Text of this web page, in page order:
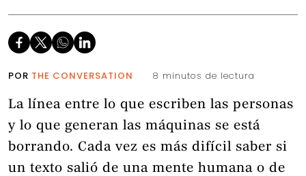
POR THE CONVERSATION 8 minutos de lectura
La línea entre lo que escriben las personas
y lo que generan las máquinas se está
borrando. Cada vez es más difícil saber si
un texto salió de una mente humana o de